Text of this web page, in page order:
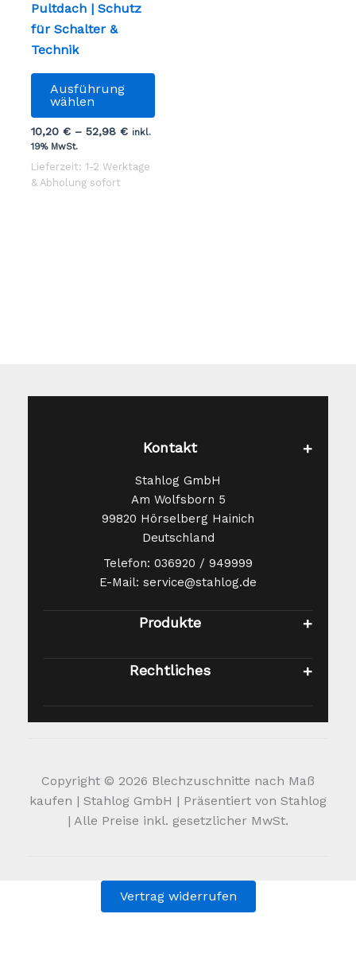
Pultdach | Schutz
für Schalter &
Technik
Ausführung
wählen
Dieses
weist
10,20€ –52,98€ inkl.
19% MwSt.
Lieferzeit: 1-2 Werktage
& Abholung sofort
Kontakt
Stahlog GmbH
Am Wolfsborn 5
99820 Hörselberg Hainich
Deutschland
Telefon: 036920 / 949999
E-Mail: service@stahlog.de
Produkte
Rechtliches
Copyright © 2026 Blechzuschnitte nach Maß
kaufen | Stahlog GmbH | Präsentiert von Stahlog
| Alle Preise inkl. gesetzlicher MwSt.
Vertrag widerrufen